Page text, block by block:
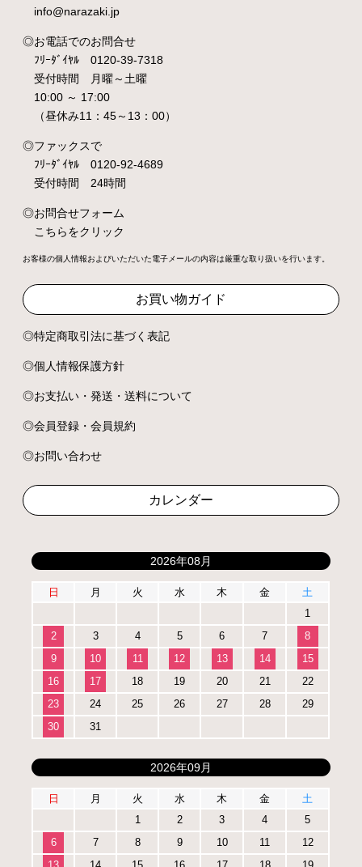
info@narazaki.jp
お電話でのお問合せ
ﾌﾘｰﾀﾞｲﾔﾙ 0120-39-7318
受付時間 月曜～土曜
10:00 ～ 17:00
（昼休み11：45～13：00）
ファックスで
ﾌﾘｰﾀﾞｲﾔﾙ 0120-92-4689
受付時間 24時間
お問合せフォーム
こちらをクリック
お客様の個人情報およびいただいた電子メールの内容は厳重な取り扱いを行います。
お買い物ガイド
特定商取引法に基づく表記
個人情報保護方針
お支払い・発送・送料について
会員登録・会員規約
お問い合わせ
カレンダー
2026年08月
日 月 火 水 木 金
土
1
2
3 4 5 6 7
8
9
10 11 12 13 14
15
16
17 18 19 20 21
22
23
24 25 26 27 28
29
30
31
2026年09月
日 月 火 水 木 金
土
1
2 3 4
5
6
7 8 9 10 11
12